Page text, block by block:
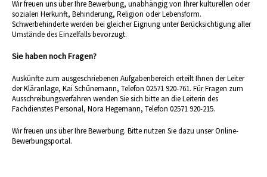
Wir freuen uns über Ihre Bewerbung, unabhängig von Ihrer kulturellen oder
sozialen Herkunft, Behinderung, Religion oder Lebensform.
Schwerbehinderte werden bei gleicher Eignung unter Berücksichtigung aller
Umstände des Einzelfalls bevorzugt.
Sie haben noch Fragen?
Auskünfte zum ausgeschriebenen Aufgabenbereich erteilt Ihnen der Leiter
der Kläranlage, Kai Schünemann, Telefon 02571 920-761. Für Fragen zum
Ausschreibungsverfahren wenden Sie sich bitte an die Leiterin des
Fachdienstes Personal, Nora Hegemann, Telefon 02571 920-215.
Wir freuen uns über Ihre Bewerbung. Bitte nutzen Sie dazu unser Online-
Bewerbungsportal.